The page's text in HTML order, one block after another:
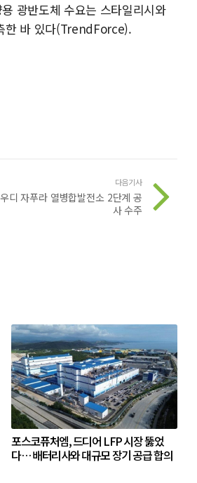
광반도체 수요는 스타일리시와
한 바 있다(TrendForce).
다음기사
디 자푸라 열병합발전소 2단계 공
사 수주
포스코퓨처엠, 드디어 LFP 시장 뚫었
다… 배터리사와 대규모 장기 공급 합의